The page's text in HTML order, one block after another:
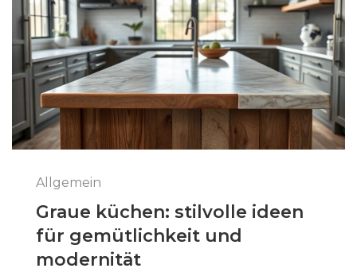
Allgemein
Graue küchen: stilvolle ideen
für gemütlichkeit und
modernität